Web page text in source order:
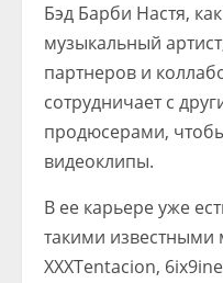
Бэд Барби Настя,
музыкальный
партнеров и
сотрудничает с
продюсерами,
видеоклипы.
В ее карьере уже
такими известными
XXXTentacion,